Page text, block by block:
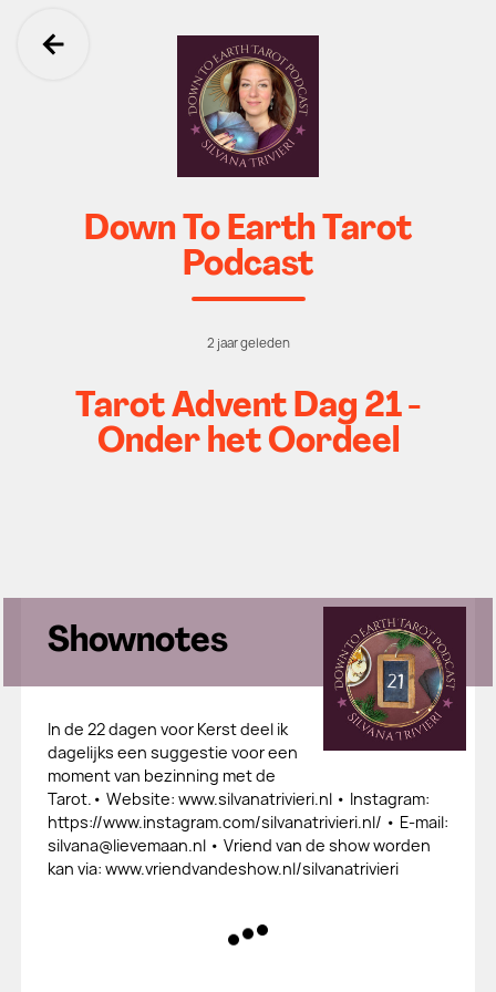
Ga terug
Down To Earth Tarot
Podcast
2 jaar geleden
Tarot Advent Dag 21 -
Onder het Oordeel
Shownotes
In de 22 dagen voor Kerst deel ik
dagelijks een suggestie voor een
moment van bezinning met de
Tarot.• ​Website: www.silvanatrivieri.nl • ​Instagram:
https://www.instagram.com/silvanatrivieri.nl/ • ​E-mail:
silvana@lievemaan.nl • ​Vriend van de show worden
kan via: www.vriendvandeshow.nl/silvanatrivieri